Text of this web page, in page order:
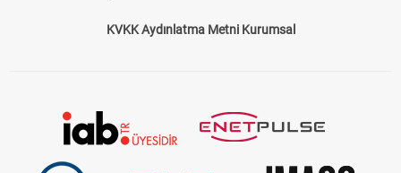
KVKK Aydınlatma Metni Kurumsal